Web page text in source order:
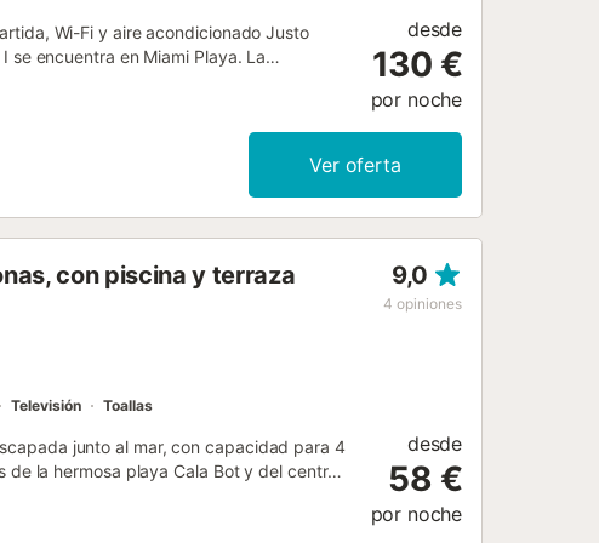
Wi-Fi y aire acondicionado Justo
se encuentra en Miami Playa. La
hasta 4 personas. Los servicios
televisión, aire acondicionado y
con balcón donde podrás disfrutar de
y la Playa Cristal, así como la Playa del
desde
130 €
por noche
Ver oferta
con piscina y terraza 9,0
4 opiniones
Televisión Toallas
junto al mar, con capacidad para 4
la hermosa playa Cala Bot y del centro
tiendas, restaurantes y cafés para
desde
58 €
por noche